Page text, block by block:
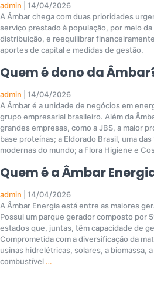
admin
14/04/2026
A Âmbar chega com duas prioridades
serviço prestado à população, por meio
distribuição, e reequilibrar
aportes de capital e medidas de gestão.
Quem é dono da
admin
14/04/2026
A Âmbar é a unidade de negócios em
grupo empresarial brasileiro. Além da
grandes empresas, como a JBS, a maior
base proteínas; a Eldorado Brasil, uma
modernas do mundo; a Flora Higiene e
Quem é a Âmbar
admin
14/04/2026
A Âmbar Energia está entre as maiores
Possui um parque gerador composto por
estados que, juntas, têm capacidade de
Comprometida com a diversificação da
usinas hidrelétricas, solares, a biomassa,
combustível …